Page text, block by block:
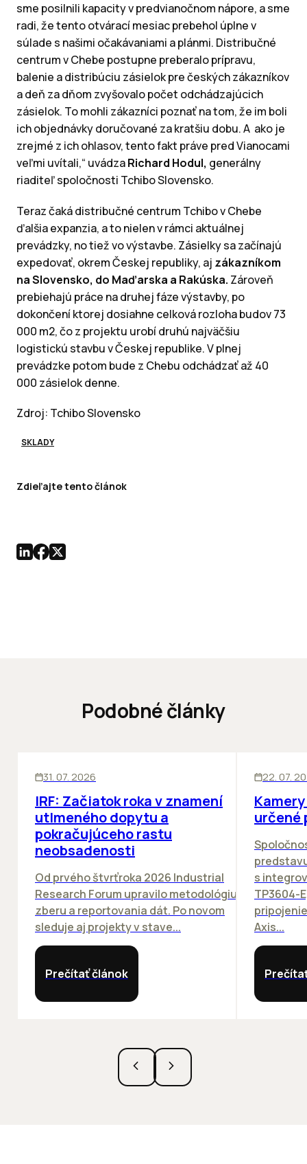
sme posilnili kapacity v predvianočnom nápore, a sme
radi, že tento otvárací mesiac prebehol úplne v
súlade s našimi očakávaniami a plánmi. Distribučné
centrum v Chebe postupne preberalo prípravu,
balenie a distribúciu zásielok pre českých zákazníkov
a deň za dňom zvyšovalo počet odchádzajúcich
zásielok. To mohli zákazníci poznať na tom, že im boli
ich objednávky doručované za kratšiu dobu. A ako je
zrejmé z ich ohlasov, tento fakt práve pred Vianocami
veľmi uvítali,“ uvádzaRichard Hodul, generálny
riaditeľ spoločnosti Tchibo Slovensko.
Teraz čaká distribučné centrum Tchibo v Chebe
ďalšia expanzia, a to nielen v rámci aktuálnej
prevádzky, no tiež vo výstavbe. Zásielky sa začínajú
expedovať, okrem Českej republiky, aj zákazníkom
na Slovensko, do Maďarska a Rakúska. Zároveň
prebiehajú práce na druhej fáze výstavby, po
dokončení ktorej dosiahne celková rozloha budov 73
000 m2, čo z projektu urobí druhú najväčšiu
logistickú stavbu v Českej republike. V plnej
prevádzke potom bude z Chebu odchádzať až 40
000 zásielok denne.
Zdroj: Tchibo Slovensko
SKLADY
Zdieľajte tento článok
Podobné články
31. 07. 2026
IRF: Začiatok roka v znamení
utlmeného dopytu a
pokračujúceho rastu
neobsadenosti
Od prvého štvrťroka 2026 Industrial
Research Forum upravilo metodológiu
zberu a reportovania dát. Po novom
sleduje aj projekty v stave...
Prečítať článok
22. 07.
určené
s
TP3604-
Axis...